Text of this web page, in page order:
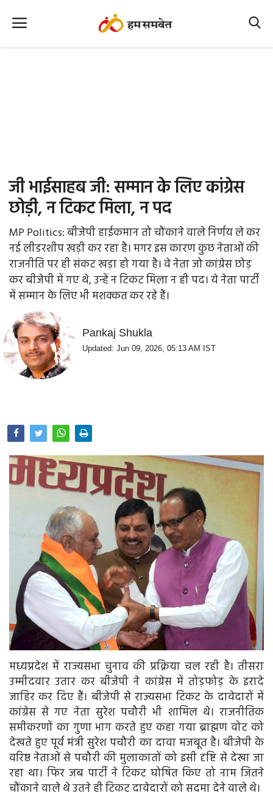
Office Office
Farm & Food
Opinion
Health & Lifestyle
Photo Gallery
Home
जी भाईसाहब जी: सम्मान के लिए कांग्रेस
छोड़ी, न टिकट मिला, न पद
MP Politics: बीजेपी हाईकमान तो चौंकाने वाले निर्णय ले कर
नई लीडरशीप खड़ी कर रहा है। मगर इस कारण कुछ नेताओं की
राजनीति पर ही संकट खड़ा हो गया है। वे नेता जो कांग्रेस छोड़
कर बीजेपी में गए थे, उन्हें न टिकट मिला न ही पद। ये नेता पार्टी
में सम्मान के लिए भी मशक्कत कर रहे हैं।
Pankaj Shukla
Updated: Jun 09, 2026, 05:13 AM IST
मध्यप्रदेश में राज्यसभा चुनाव की प्रक्रिया चल रही है। तीसरा
उम्मीदवार उतार कर बीजेपी ने कांग्रेस में तोड़फोड़ के इरादे
जाहिर कर दिए हैं। बीजेपी से राज्यसभा टिकट के दावेदारों में
कांग्रेस से गए नेता सुरेश पचौरी भी शामिल थे। राजनीतिक
समीकरणों का गुणा भाग करते हुए कहा गया ब्राह्मण वोट को
देखते हुए पूर्व मंत्री सुरेश पचौरी का दावा मजबूत है। बीजेपी के
वरिष्ठ नेताओं से पचौरी की मुलाकातों को इसी दृष्टि से देखा जा
रहा था। फिर जब पार्टी ने टिकट घोषित किए तो नाम जितने
चौंकाने वाले थे उतने ही टिकट दावेदारों को सदमा देने वाले थे।